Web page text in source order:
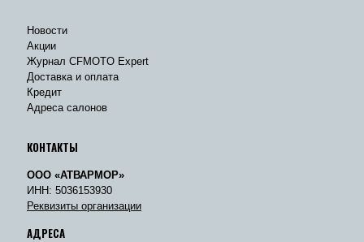
Новости
Акции
Журнал CFMOTO Expert
Доставка и оплата
Кредит
Адреса салонов
КОНТАКТЫ
ООО «АТВАРМОР»
ИНН: 5036153930
Реквизиты организации
АДРЕСА